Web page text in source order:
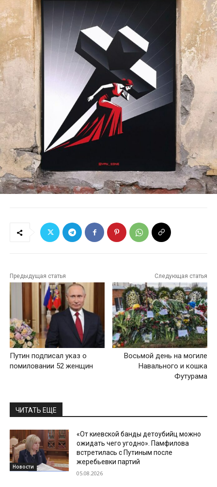
Предыдущая статья
Путин подписал указ о
помиловании 52 женщин
Следующая статья
Восьмой день на могиле
Навального и кошка
Футурама
ЧИТАТЬ ЕЩЕ
Новости
«От киевской банды детоубийц можно
ожидать чего угодно». Памфилова
встретилась с Путиным после
жеребьевки партий
05.08.2026